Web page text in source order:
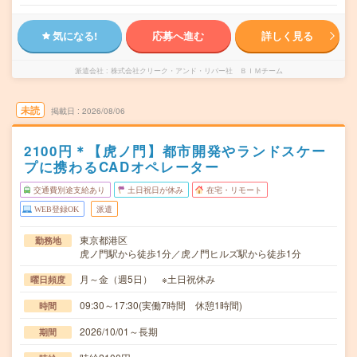
気になる! 応募へ進む 詳しく見る
派遣会社 株式会社クリーク・アンド・リバー社 ＢＩＭチーム
未読 掲載日 2026/08/06
2100円＊【虎ノ門】都市開発やランドスケー
プに携わるCADオペレーター
交通費別途支給あり 土日祝日が休み 在宅・リモート
WEB登録OK 派遣
勤務地
東京都港区
虎ノ門駅から徒歩1分／虎ノ門ヒルズ駅から徒歩1分
曜日頻度 月～金（週5日） ※土日祝休み
時間 09:30～17:30(実働7時間 休憩1時間)
期間 2026/10/01～長期